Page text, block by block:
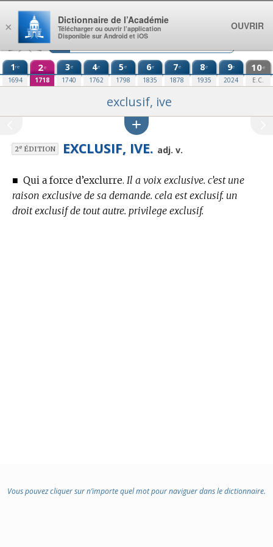
Aller au contenu
1re
1694
2e
1718
3e
1740
4e
1762
5e
1798
6e
1835
7e
1878
8e
1935
9e
2024
10e
E.C.
exclusif, ive
2eÉDITION EXCLUSIF, IVE. adj. v.
■ Qui a force d’exclurre. Il a voix exclusive. c’est une
raison exclusive de sa demande. cela est exclusif. un
droit exclusif de tout autre. privilege exclusif.
Vous pouvez cliquer sur n’importe quel mot pour naviguer dans le dictionnaire.
×
Dictionnaire de l’Académie
Télécharger ou ouvrir l’application
Disponible sur Android et iOS
OUVRIR